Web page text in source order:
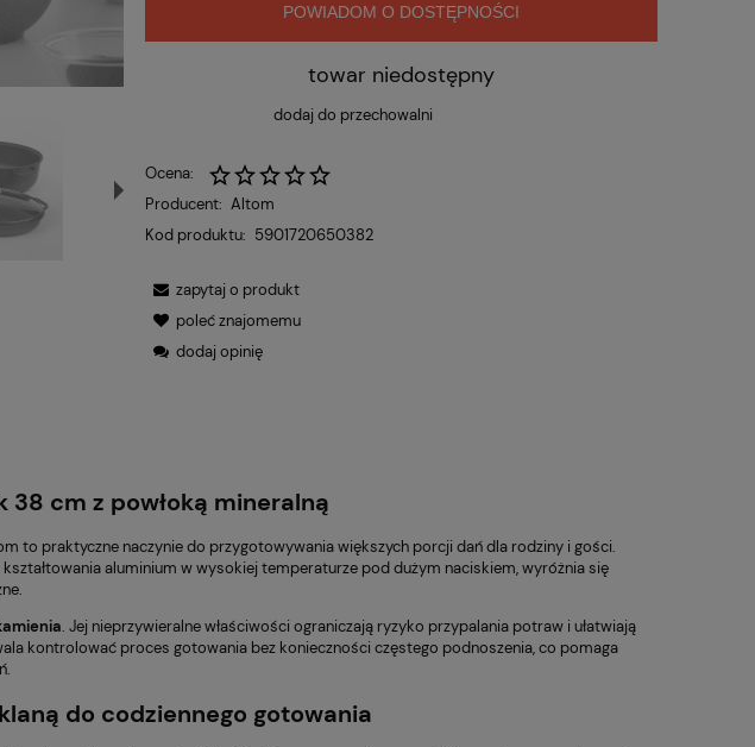
POWIADOM O DOSTĘPNOŚCI
towar niedostępny
dodaj do przechowalni
Ocena:
Producent: Altom
Kod produktu: 5901720650382
zapytaj o produkt
poleć znajomemu
dodaj opinię
cm z powłoką mineralną
to praktyczne naczynie do przygotowywania większych porcji dań dla rodziny i gości.
kształtowania aluminium w wysokiej temperaturze pod dużym naciskiem, wyróżnia się
. Jej nieprzywieralne właściwości ograniczają ryzyko przypalania potraw i ułatwiają
kontrolować proces gotowania bez konieczności częstego podnoszenia, co pomaga
do codziennego gotowania